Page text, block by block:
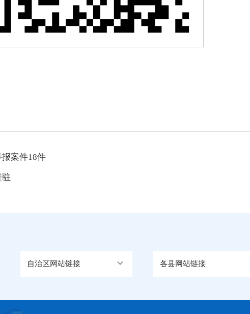
案件18件
自治区网站链接 各县网站链接